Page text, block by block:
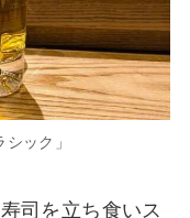
ック」
司を立ち食いス